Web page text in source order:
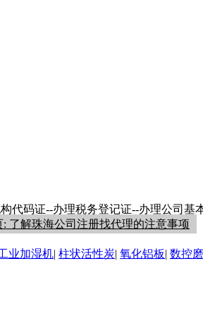
码证--办理税务登记证--办理公司基
: 了解珠海公司注册找代理的注意事项
业加湿机| 柱状活性炭| 氧化铝板| 数控